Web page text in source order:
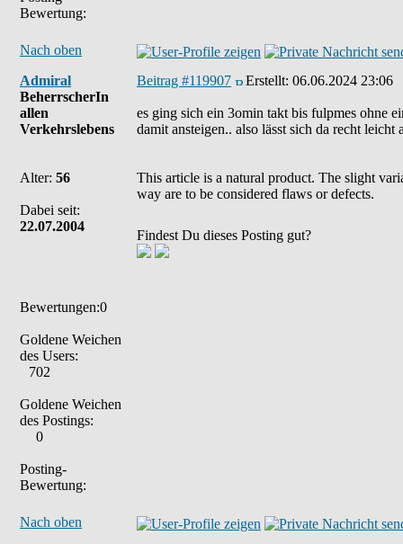
Bewertung:
Nach oben
Admiral
BeherrscherIn
allen
Verkehrslebens
Alter: 56
Dabei seit:
22.07.2004
Bewertungen:0
Goldene Weichen
des Users:
702
Goldene Weichen
des Postings:
0
Posting-
Bewertung:
Beitrag #119907 Erstellt: 06.06.2024 23:06
es ging sich ein 3omin takt bis fulpmes ohne
damit ansteigen.. also lässt sich da recht
This article is a natural product. The slight
way are to be considered flaws or defects.
Findest Du dieses Posting gut?
Nach oben